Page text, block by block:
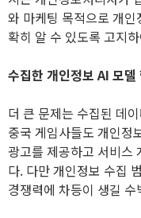
와 마케팅 목적으로 개
확히 알 수 있도록 고지
수집한 개인정보 AI 모
더 큰 문제는 수집된 데
중국 게임사들도 개인정
광고를 제공하고 서비스
다. 다만 개인정보 수집
경쟁력에 차등이 생길